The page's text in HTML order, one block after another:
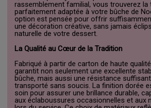
rassemblement familial, vous trouverez la
parfaitement adaptée à votre bûche de
option est pensée pour offrir
une décoration créative, sans jamais
naturelle de votre dessert.
La Qualité au Cœur de la Tradition
Fabriqué à partir de carton de haute
garantit non seulement une excellente
bûche, mais aussi une résistance
transporté sans soucis. La finition dorée
soin pour assurer une brillance durable,
aux éclaboussures occasionnelles et aux